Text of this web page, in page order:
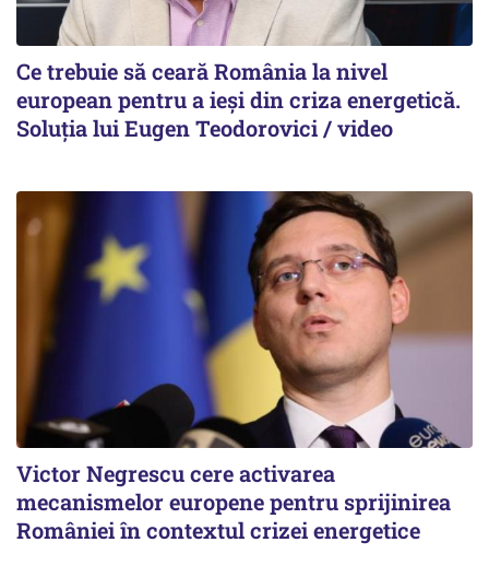
Ce trebuie să ceară România la nivel
european pentru a ieși din criza energetică.
Soluția lui Eugen Teodorovici / video
Victor Negrescu cere activarea
mecanismelor europene pentru sprijinirea
României în contextul crizei energetice